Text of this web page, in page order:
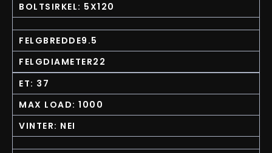
BOLTSIRKEL: 5X120
FELGBREDDE9.5
FELGDIAMETER22
ET: 37
MAX LOAD: 1000
VINTER: NEI